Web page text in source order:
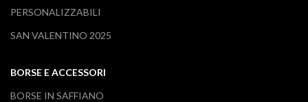
PERSONALIZZABILI
SAN VALENTINO 2025
BORSE E ACCESSORI
BORSE IN SAFFIANO